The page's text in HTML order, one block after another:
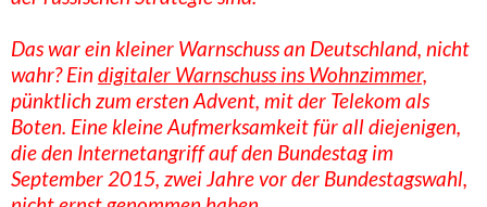
Das war ein kleiner Warnschuss an Deutschland, nicht
wahr? Ein digitaler Warnschuss ins Wohnzimmer,
pünktlich zum ersten Advent, mit der Telekom als
Boten. Eine kleine Aufmerksamkeit für all diejenigen,
die den Internetangriff auf den Bundestag im
September 2015, zwei Jahre vor der Bundestagswahl,